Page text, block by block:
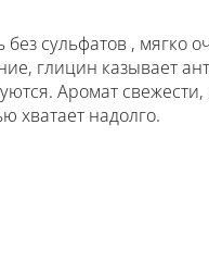
сульфатов , мягко
глицин казывает
Аромат
хватает надолго.